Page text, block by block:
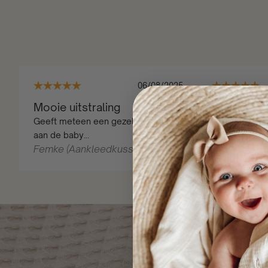
06/08/2025
Mooie uitstraling
Geeft meteen een gezellige look
aan de baby...
Femke (Aankleedkussenhoes)
Heerlijk
De stof voelt
mooi...
Sophie